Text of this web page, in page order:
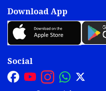
Download App
Social